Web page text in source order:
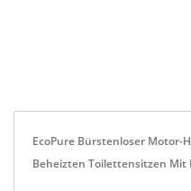
EcoPure Bürstenloser
Beheizten Toilettensitzen